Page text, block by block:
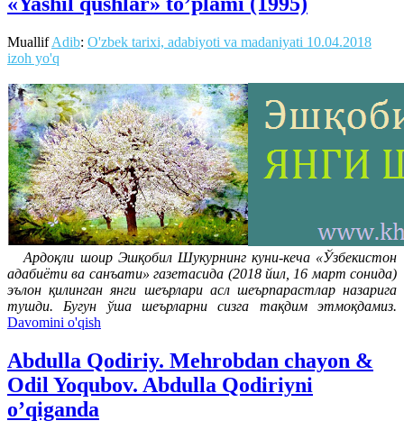
MuallifAdib: O'zbek tarixi, adabiyoti va madaniyati 10.04.2018
izoh yo'q
Ардоқли шоир Эшқобил Шукурнинг куни-кеча «Ўзбекистон
адабиёти ва санъати» газетасида (2018 йил, 16 март сонида)
эълон қилинган янги шеърлари асл шеърпарастлар назарига
тушди. Бугун ўша шеърларни сизга тақдим этмоқдамиз.
Davomini o'qish
Abdulla Qodiriy. Mehrobdan chayon &
Odil Yoqubov. Abdulla Qodiriyni
o’qiganda